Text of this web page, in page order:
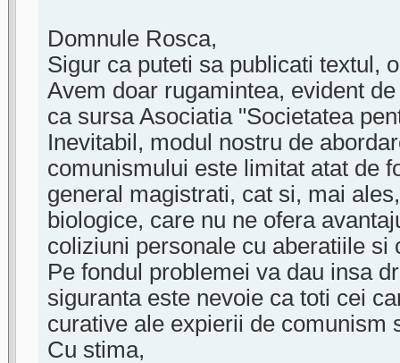
Domnule Rosca,
Sigur ca puteti sa publicati textul,
Avem doar rugamintea, evident
ca sursa Asociatia "Societatea
Inevitabil, modul nostru de
comunismului este limitat atat de
general magistrati, cat si, mai
biologice, care nu ne ofera
coliziuni personale cu aberatiile si
Pe fondul problemei va dau insa
siguranta este nevoie ca toti cei
curative ale expierii de comunism
Cu stima,